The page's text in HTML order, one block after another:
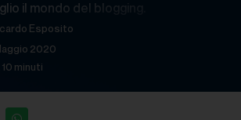
il mondo del blogging.
Esposito
2020
minuti